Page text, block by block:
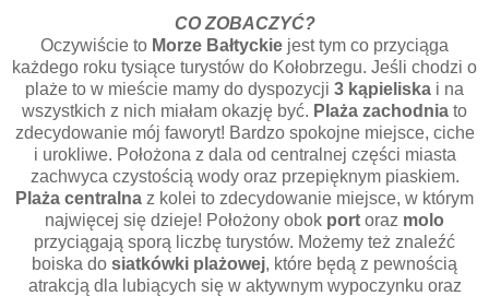
CO ZOBACZYĆ?
Oczywiście to Morze Bałtyckie jest tym co przyciąga
każdego roku tysiące turystów do Kołobrzegu. Jeśli chodzi o
plaże to w mieście mamy do dyspozycji 3 kąpieliska i na
wszystkich z nich miałam okazję być. Plaża zachodnia to
zdecydowanie mój faworyt! Bardzo spokojne miejsce, ciche
i urokliwe. Położona z dala od centralnej części miasta
zachwyca czystością wody oraz przepięknym piaskiem.
Plaża centralna z kolei to zdecydowanie miejsce, w którym
najwięcej się dzieje! Położony obok port oraz molo
przyciągają sporą liczbę turystów. Możemy też znaleźć
boiska do siatkówki plażowej, które będą z pewnością
atrakcją dla lubiących się w aktywnym wypoczynku oraz